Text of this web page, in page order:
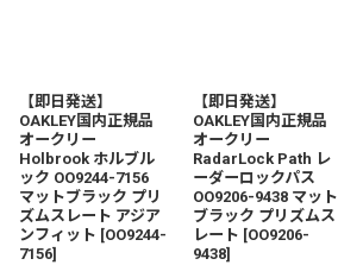
【即日発送】
OAKLEY国内正規品
オークリー
Holbrook ホルブル
ック OO9244-7156
マットブラック プリ
ズムスレート アジア
ンフィット [OO9244-
7156]
【即日発送】
OAKLEY国内正規品
オークリー
RadarLock Path レ
ーダーロックパス
OO9206-9438 マット
ブラック プリズムス
レート [OO9206-
9438]